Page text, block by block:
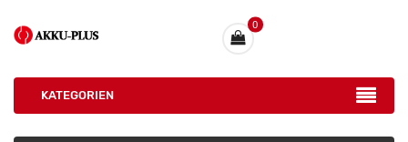
0
KATEGORIEN